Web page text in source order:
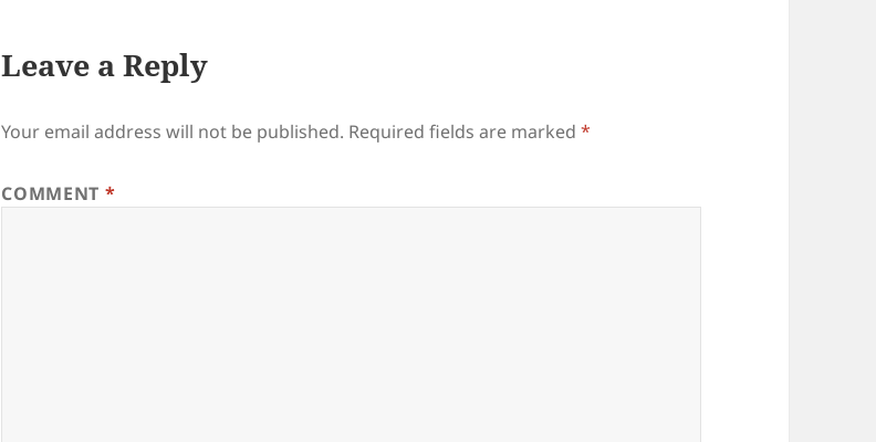
Leave a Reply
Your email address will not be published. Required fields are marked*
COMMENT *